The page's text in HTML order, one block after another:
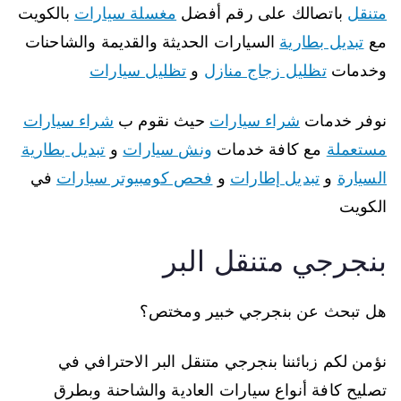
متنقل باتصالك على رقم أفضل مغسلة سيارات بالكويت
مع تبديل بطارية السيارات الحديثة والقديمة والشاحنات
وخدماتتظليل زجاج منازل و تظليل سيارات
نوفر خدمات شراء سيارات حيث نقوم ب شراء سيارات
مستعملة مع كافة خدمات ونش سيارات و تبديل بطارية
السيارة و تبديل إطارات و فحص كومبيوتر سيارات في
الكويت
بنجرجي متنقل البر
هل تبحث عن بنجرجي خبير ومختص؟
نؤمن لكم زبائننا بنجرجي متنقل البر الاحترافي في
تصليح كافة أنواع سيارات العادية والشاحنة وبطرق